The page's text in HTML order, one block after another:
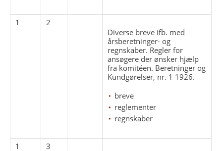
1
2
Diverse breve ifb. med
årsberetninger- og
regnskaber. Regler for
ansøgere der ønsker hjælp
fra komitéen. Beretninger og
Kundgørelser, nr. 1 1926.
breve
reglementer
regnskaber
1
3